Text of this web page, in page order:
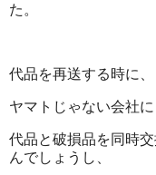
た。
代品を再送する時に、
ヤマトじゃない会社
代品と破損品を同時
んでしょうし、